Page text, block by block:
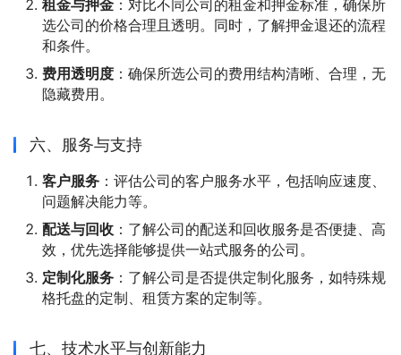
租金与押金 ：对比不同公司的租金和押金标准，确保所
选公司的价格合理且透明。同时，了解押金退还的流程
和条件。
费用透明度 ：确保所选公司的费用结构清晰、合理，无
隐藏费用。
六、服务与支持
客户服务 ：评估公司的客户服务水平，包括响应速度、
问题解决能力等。
配送与回收 ：了解公司的配送和回收服务是否便捷、高
效，优先选择能够提供一站式服务的公司。
定制化服务 ：了解公司是否提供定制化服务，如特殊规
格托盘的定制、租赁方案的定制等。
七、技术水平与创新能力